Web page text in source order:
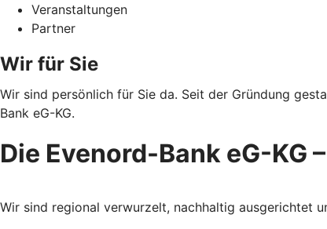
Veranstaltungen
Partner
Wir für Sie
Wir sind persönlich für Sie da. Seit der Gründung
Bank eG-KG.
Die Evenord-Bank eG-KG
Wir sind regional verwurzelt, nachhaltig ausgerichtet